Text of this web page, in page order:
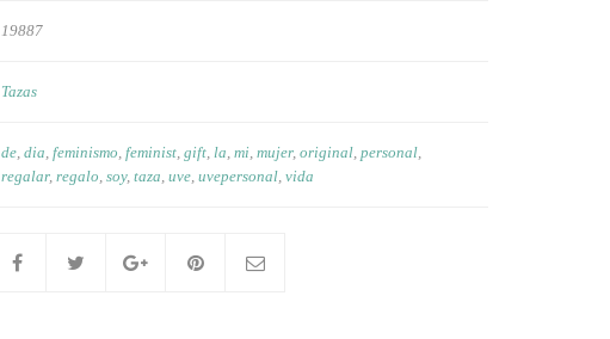
19887
Tazas
de, dia, feminismo, feminist, gift, la, mi, mujer, original, personal,
regalar, regalo, soy, taza, uve, uvepersonal, vida